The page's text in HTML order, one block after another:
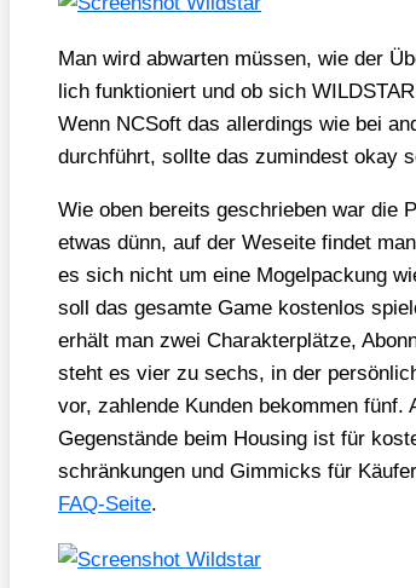
Man wird abwar­ten müs­sen, wie der
lich funk­tio­niert und ob sich
Wenn NCSoft das aller­dings wie bei
durch­führt, soll­te das zumin­dest okay
Wie oben bereits geschrie­ben war die
etwas dünn, auf der Wesei­te fin­det
es sich nicht um eine Mogel­pa­ckung
soll das gesam­te Game kos­ten­los
erhält man zwei Cha­rak­t­er­plät­ze,
steht es vier zu sechs, in der
vor, zah­len­de Kun­den bekom­men
Gegen­stän­de beim Housing ist für
schrän­kun­gen und Gim­micks für
FAQ-Sei­te.